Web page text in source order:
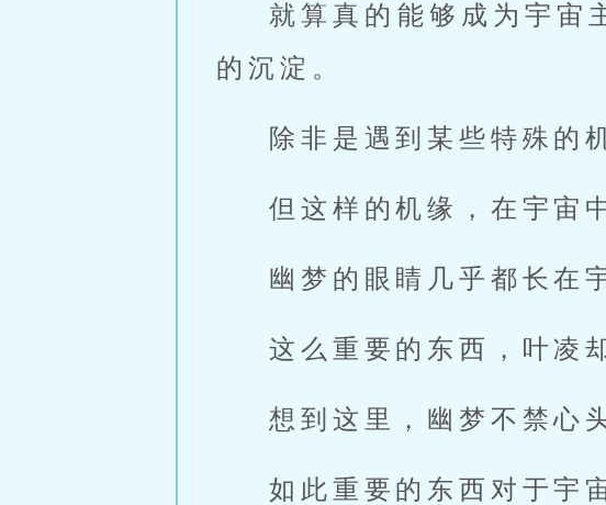
就算真的能够成为宇宙
的沉淀。
除非是遇到某些特殊的
但这样的机缘，在宇宙
幽梦的眼睛几乎都长在
这么重要的东西，叶凌
想到这里，幽梦不禁心
如此重要的东西对于宇